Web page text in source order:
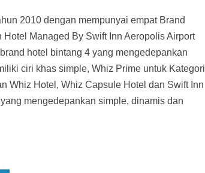
2010 dengan mempunyai empat Brand
Managed By Swift Inn Aeropolis Airport
hotel bintang 4 yang mengedepankan
ciri khas simple, Whiz Prime untuk Kategori
Whiz Hotel, Whiz Capsule Hotel dan Swift Inn
mengedepankan simple, dinamis dan